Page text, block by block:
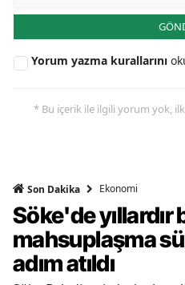
Yorum yazma kurallarını
* Bu içerik ile ilgili yorum yok,
Son Dakika Ekonomi
Söke'de yıllardır
mahsuplaşma
adım atıldı